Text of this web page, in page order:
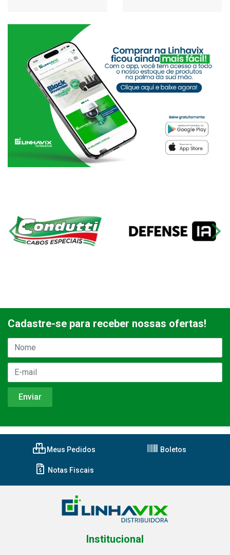
Cadastre-se para receber nossas ofertas!
Meus Pedidos Boletos
Notas Fiscais
Institucional